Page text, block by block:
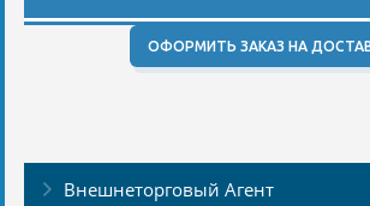
ОФОРМИТЬ ЗАКАЗ НА
Внешнеторговый Агент